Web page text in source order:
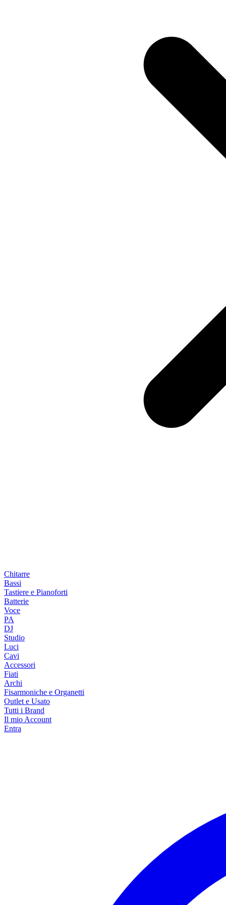
Chitarre
Bassi
Tastiere e Pianoforti
Batterie
Voce
PA
DJ
Studio
Luci
Cavi
Accessori
Fiati
Archi
Fisarmoniche e Organetti
Outlet e Usato
Tutti i Brand
Il mio Account
Entra